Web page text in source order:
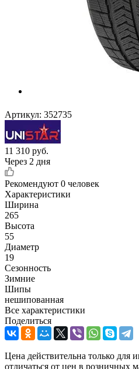
Артикул: 352735
11 310 руб.
Через 2 дня
Рекомендуют 0 человек
Характеристики
Ширина
265
Высота
55
Диаметр
19
Сезонность
Зимние
Шипы
нешипованная
Все характеристики
Поделиться
Цена действительна только для
отличаться от цен в розничных